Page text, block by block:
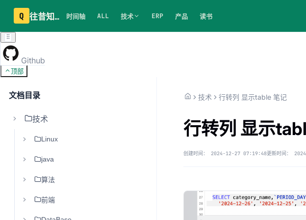
Q 往昔知识库 时间轴 ALL 技术 ERP 产品 读书
Github
顶部
文档目录
技术
Linux
java
算法
前端
技术 行转列 显示table 笔记
行转列 显示
创建时间： 2024-12-27 07:19:48更新时间：